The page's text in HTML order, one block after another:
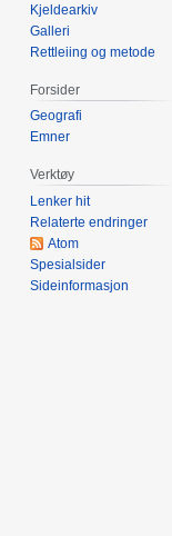
Kjeldearkiv
Galleri
Rettleiing og metode
Forsider
Geografi
Emner
Verktøy
Lenker hit
Relaterte endringer
Atom
Spesialsider
Sideinformasjon